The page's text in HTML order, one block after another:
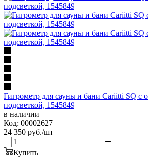
Гигрометр для сауны и бани Cariitti SQ с
подсветкой, 1545849
в наличии
Код: 00002627
24 350 руб./шт
Купить